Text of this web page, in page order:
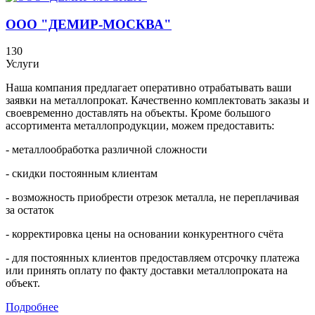
ООО "ДЕМИР-МОСКВА"
130
Услуги
Наша компания предлагает оперативно отрабатывать ваши
заявки на металлопрокат. Качественно комплектовать заказы и
своевременно доставлять на объекты. Кроме большого
ассортимента металлопродукции, можем предоставить:
- металлообработка различной сложности
- скидки постоянным клиентам
- возможность приобрести отрезок металла, не переплачивая
за остаток
- корректировка цены на основании конкурентного счёта
- для постоянных клиентов предоставляем отсрочку платежа
или принять оплату по факту доставки металлопроката на
объект.
Подробнее